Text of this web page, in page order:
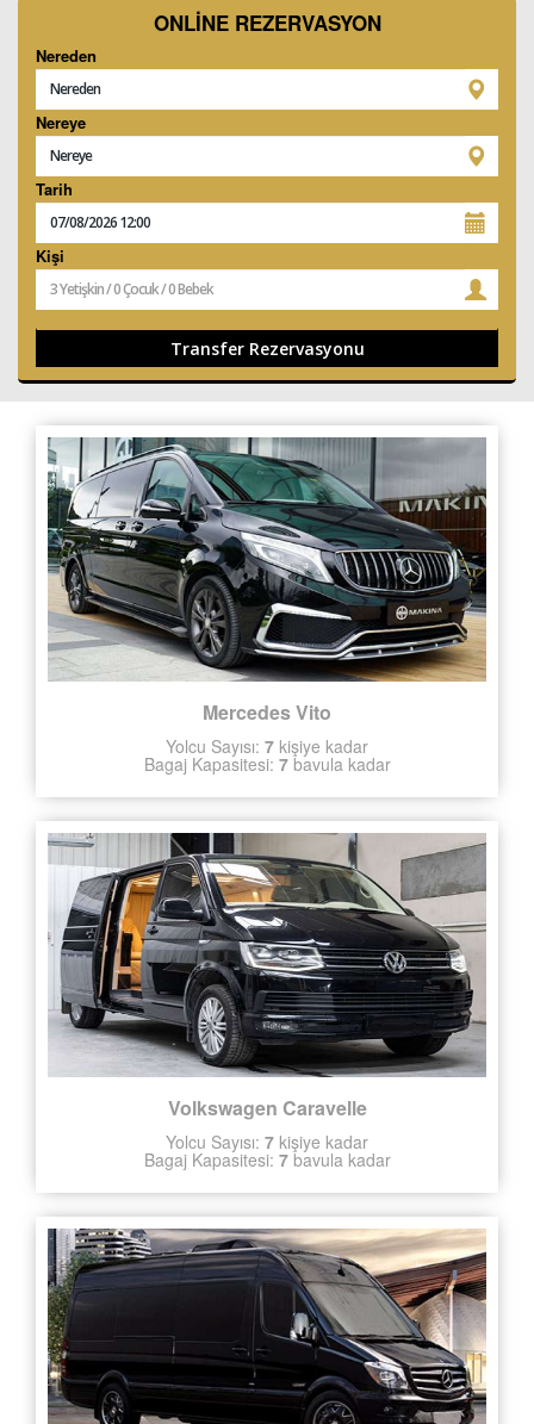
ÜYE GİRİŞİ / KAYIT
ONLİNE REZERVASYON
Nereden
Nereye
Tarih
Kişi
Mercedes Vito
Yolcu Sayısı: 7 kişiye kadar
Bagaj Kapasitesi: 7bavula kadar
Volkswagen Caravelle
Yolcu Sayısı: 7 kişiye kadar
Bagaj Kapasitesi: 7bavula kadar